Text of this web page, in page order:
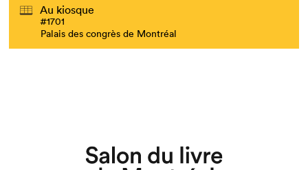
Au kiosque
#1701
Palais des congrès de Montréal